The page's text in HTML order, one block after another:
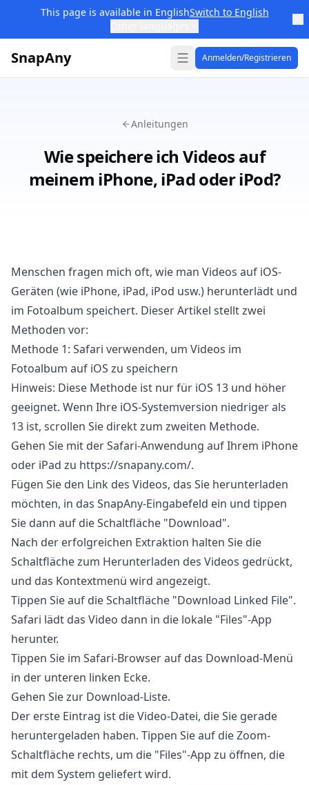
This page is available in EnglishSwitch to English
SnapAny Anmelden/Registrieren
Anleitungen
Wie speichere ich Videos auf
meinem iPhone, iPad oder iPod?
Menschen fragen mich oft, wie man Videos auf iOS-
Geräten (wie iPhone, iPad, iPod usw.) herunterlädt und
im Fotoalbum speichert. Dieser Artikel stellt zwei
Methoden vor:
Methode 1: Safari verwenden, um Videos im
Fotoalbum auf iOS zu speichern
Hinweis: Diese Methode ist nur für iOS 13 und höher
geeignet. Wenn Ihre iOS-Systemversion niedriger als
13 ist, scrollen Sie direkt zum zweiten Methode.
Gehen Sie mit der Safari-Anwendung auf Ihrem iPhone
oder iPad zu https://snapany.com/.
Fügen Sie den Link des Videos, das Sie herunterladen
möchten, in das SnapAny-Eingabefeld ein und tippen
Sie dann auf die Schaltfläche "Download".
Nach der erfolgreichen Extraktion halten Sie die
Schaltfläche zum Herunterladen des Videos gedrückt,
und das Kontextmenü wird angezeigt.
Tippen Sie auf die Schaltfläche "Download Linked File".
Safari lädt das Video dann in die lokale "Files"-App
herunter.
Tippen Sie im Safari-Browser auf das Download-Menü
in der unteren linken Ecke.
Gehen Sie zur Download-Liste.
Der erste Eintrag ist die Video-Datei, die Sie gerade
heruntergeladen haben. Tippen Sie auf die Zoom-
Schaltfläche rechts, um die "Files"-App zu öffnen, die
mit dem System geliefert wird.